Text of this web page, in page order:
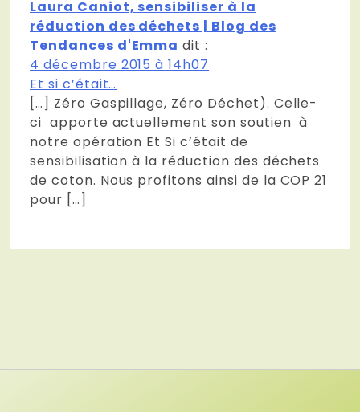
Laura Caniot, sensibiliser à la
réduction des déchets | Blog des
Tendances d'Emma dit :
4 décembre 2015 à 14h07
Et si c’était…
[…] Zéro Gaspillage, Zéro Déchet). Celle-
ci apporte actuellement son soutien à
notre opération Et Si c’était de
sensibilisation à la réduction des déchets
de coton. Nous profitons ainsi de la COP 21
pour […]